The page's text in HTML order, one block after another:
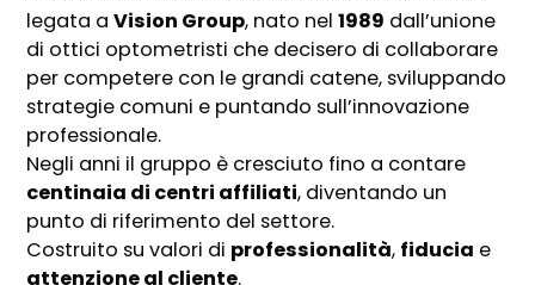
legata aVision Group, nato nel1989 dall’unione
di ottici optometristi che decisero di collaborare
per competere con le grandi catene, sviluppando
strategie comuni e puntando sull’innovazione
professionale.
Negli anni il gruppo è cresciuto fino a contare
centinaia di centri affiliati, diventando un
punto di riferimento del settore.
Costruito su valori di professionalità, fiducia e
attenzione al cliente.